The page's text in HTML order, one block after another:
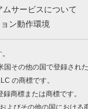
ムサービスについて
ン動作環境
その他の国で登録され
の商標です。
商標または商標です。
びその他の国における